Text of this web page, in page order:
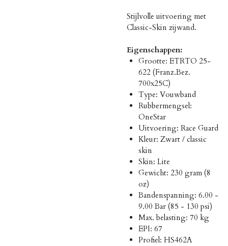
Stijlvolle uitvoering met
Classic-Skin zijwand.
Eigenschappen:
Grootte: ETRTO 25-
622 (Franz.Bez.
700x25C)
Type: Vouwband
Rubbermengsel:
OneStar
Uitvoering: Race Guard
Kleur: Zwart / classic
skin
Skin: Lite
Gewicht: 230 gram (8
oz)
Bandenspanning: 6.00 -
9.00 Bar (85 - 130 psi)
Max. belasting: 70 kg
EPI: 67
Profiel: HS462A